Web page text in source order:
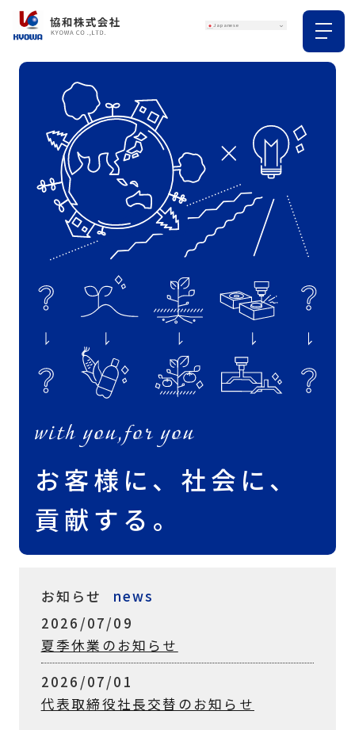
お客様に、社会に、
貢献する。
お知らせ
news
2026/07/09
夏季休業のお知らせ
2026/07/01
代表取締役社長交替のお知らせ